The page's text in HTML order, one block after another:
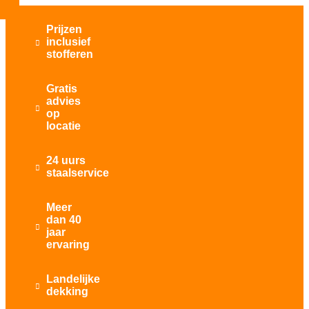

Prijzen
inclusief
stofferen

Gratis
advies
op
locatie

24 uurs
staalservice

Meer
dan 40
jaar
ervaring

Landelijke
dekking